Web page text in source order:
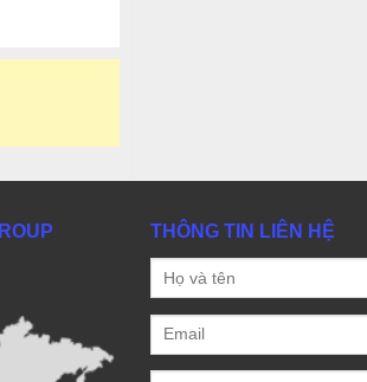
THÔNG TIN LIÊN HỆ